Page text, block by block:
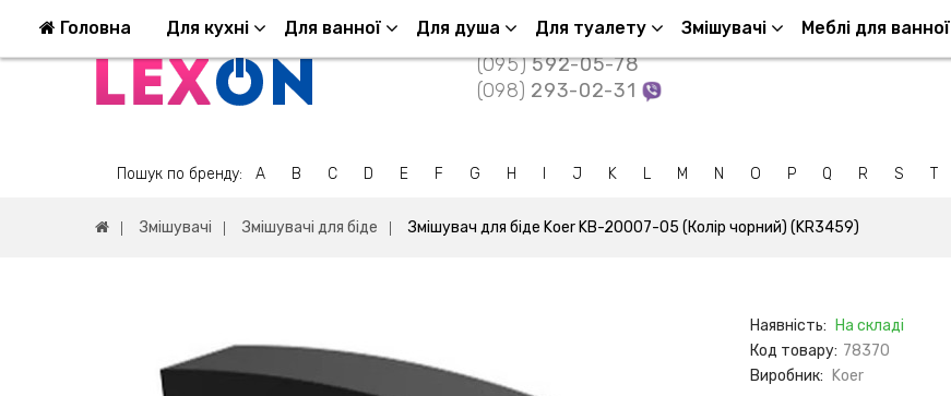
(095)592-05-78
(098) 293-02-31
Головна Для кухні Для ванної Для душа Для туалету Змішувачі Меблі для ванної
Пошук по бренду: A B C D E F G H J K L M N O P Q R S T
Змішувачі Змішувачі для біде Змішувач для біде Koer KB-20007-05 (Колір чорний) (KR3459)
Наявність:
На складі
Код товару: 78370
Виробник:
Koer